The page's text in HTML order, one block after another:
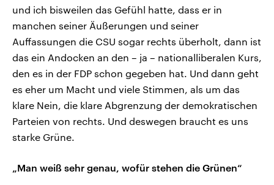
und ich bisweilen das Gefühl hatte, dass er in
manchen seiner Äußerungen und seiner
Auffassungen die CSU sogar rechts überholt, dann ist
das ein Andocken an den – ja – nationalliberalen Kurs,
den es in der FDP schon gegeben hat. Und dann geht
es eher um Macht und viele Stimmen, als um das
klare Nein, die klare Abgrenzung der demokratischen
Parteien von rechts. Und deswegen braucht es uns
starke Grüne.
„Man weiß sehr genau, wofür stehen die Grünen“